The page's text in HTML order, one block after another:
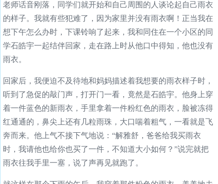
老师话音刚落，同学们就开始和自己周围的人谈论起自己雨衣
的样子。我就有些犯难了，因为家里并没有雨衣啊！正当我在
想下午怎么办时，下课铃响了起来，我和同住在一个小区的同
学石皓宇一起结伴回家，走在路上时从他口中得知，他也没有
雨衣。
回家后，我便迫不及待地和妈妈描述着我想要的雨衣样子时，
听到了急促的敲门声，打开门一看，竟然是石皓宇。他身上穿
着一件蓝色的新雨衣，手里拿着一件粉红色的雨衣，脸被冻得
红通通的，鼻尖上还有几粒雨珠，大口喘着粗气，一看就是飞
奔而来。他上气不接下气地说：“解雅舒，爸爸给我买雨衣
时，我请他也给你也买了一件，不知道大小如何？”说完就把
雨衣往我手里一塞，说了声再见就跑了。